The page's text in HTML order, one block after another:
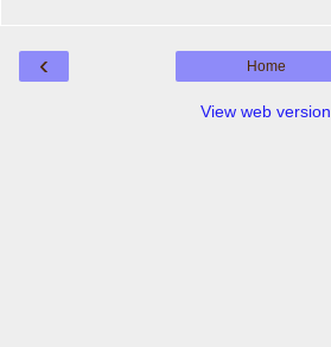
‹ Home
View web version